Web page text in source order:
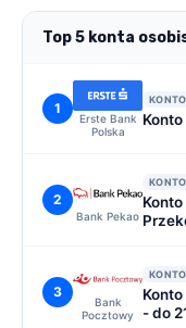
Top 5 konta
1
Erste Bank
Polska
2
Bank Pekao
Konto
3
Bank
Pocztowy
- do